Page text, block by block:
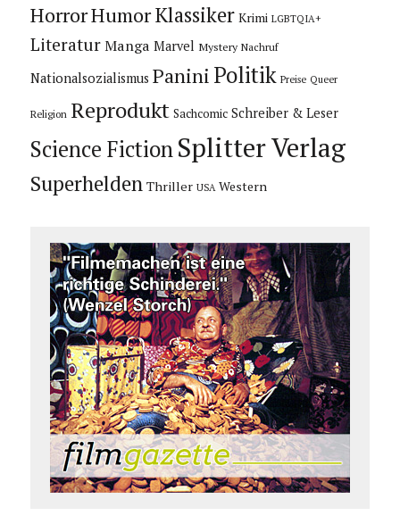
HorrorHumorKlassiker Krimi LGBTQIA+
Literatur Manga Marvel Mystery Nachruf
Nationalsozialismus Panini Politik Preise Queer
Religion Reprodukt Sachcomic Schreiber & Leser
Science Fiction Splitter Verlag
Superhelden Thriller USA Western